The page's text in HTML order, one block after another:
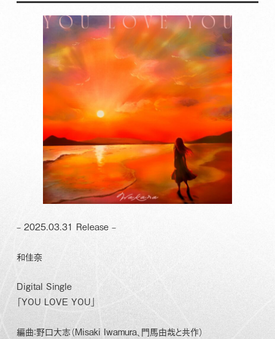
– 2025.03.31 Release –
和佳奈
Digital Single
「YOU LOVE YOU」
編曲：野口大志（Misaki Iwamura、門馬由哉と共作）